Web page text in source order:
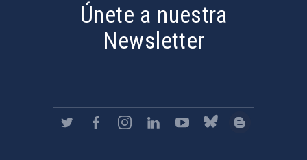
Únete a nuestra
Newsletter